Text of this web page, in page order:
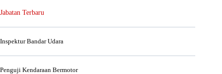
Jabatan Terbaru
Inspektur Bandar Udara
Penguji Kendaraan Bermotor